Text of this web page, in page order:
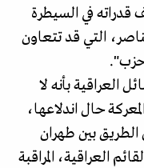
قدراته في السيطرة
التي قد تتعاون
العراقية بأنه لا
حال اندلاعها،
بين طهران
العراقية، المراقبة